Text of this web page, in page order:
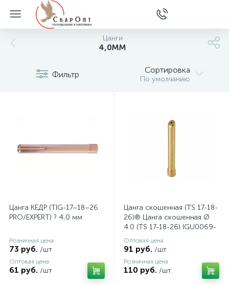
Цанги
4,0ММ
Фильтр Сортировка
По умолчанию
Цанга КЕДР (TIG-17–18–26
PRO/EXPERT) ? 4,0 мм
Розничная цена
73 руб. /шт
Оптовая цена
61 руб. /шт
Цанга скошенная (TS 17-18-
26)® Цанга скошенная Ø
4.0 (TS 17-18-26) IGU0069-
40
Оптовая цена
91 руб. /шт
Розничная цена
110 руб. /шт